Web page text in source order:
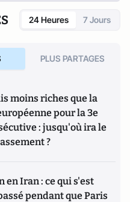
24 Heures 7 Jours
PLUS PARTAGES
moins riches que la
pour la 3e
: jusqu'où ira le
?
en Iran : ce qui s'est
pendant que Paris